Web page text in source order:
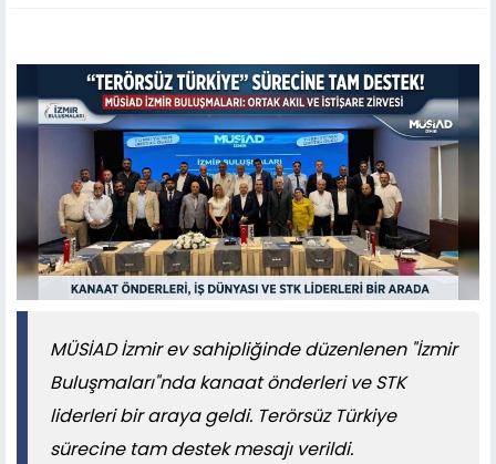
MÜSİAD İzmir ev sahipliğinde düzenlenen "İzmir
Buluşmaları"nda kanaat önderleri ve STK
liderleri bir araya geldi. Terörsüz Türkiye
sürecine tam destek mesajı verildi.